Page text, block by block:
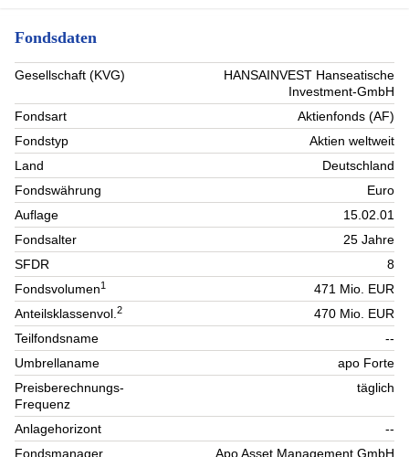
Fondsdaten
Gesellschaft (KVG)
HANSAINVEST Hanseatische
Investment-GmbH
Fondsart
Aktienfonds (AF)
Fondstyp
Aktien weltweit
Land
Deutschland
Fondswährung
Euro
Auflage
15.02.01
Fondsalter
25 Jahre
SFDR
8
Fondsvolumen1
471 Mio. EUR
Anteilsklassenvol.2
470 Mio. EUR
Teilfondsname
--
Umbrellaname
apo Forte
Preisberechnungs-
Frequenz
täglich
Anlagehorizont
--
Fondsmanager
Apo Asset Management GmbH